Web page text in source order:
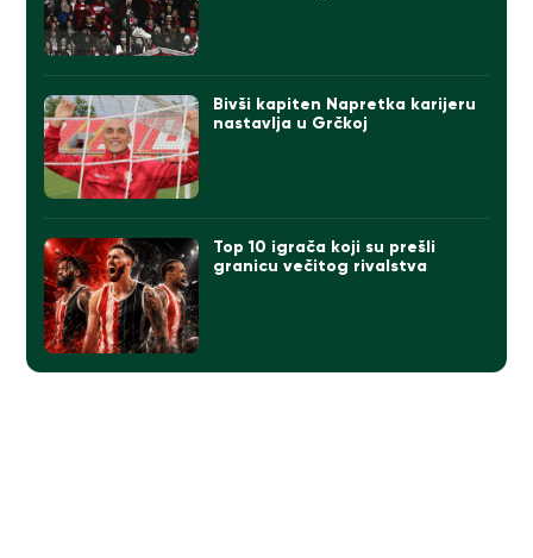
Bivši kapiten Napretka karijeru
nastavlja u Grčkoj
Top 10 igrača koji su prešli
granicu večitog rivalstva